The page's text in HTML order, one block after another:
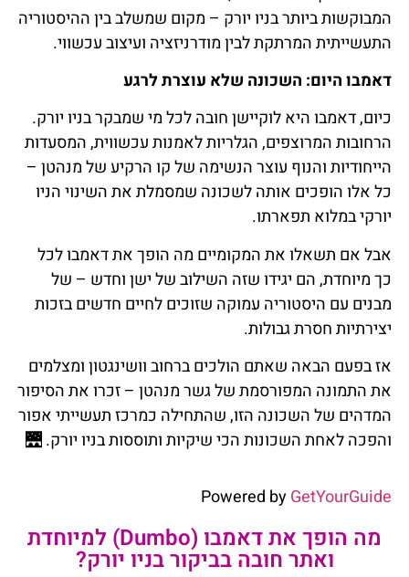
המבוקשות ביותר בניו יורק – מקום שמשלב בין ההיסטוריה
התעשייתית המרתקת לבין מודרניזציה ועיצוב עכשווי.
דאמבו היום: השכונה שלא עוצרת לרגע
כיום, דאמבו היא לוקיישן חובה לכל מי שמבקר בניו יורק.
הרחובות המרוצפים, הגלריות לאמנות עכשווית, המסעדות
הייחודיות והנוף עוצר הנשימה של קו הרקיע של מנהטן –
כל אלו הופכים אותה לשכונה שמסמלת את השינוי הניו
יורקי במלוא תפארתו.
אבל אם תשאלו את המקומיים מה הופך את דאמבו לכל
כך מיוחדת, הם יגידו שזה השילוב של ישן וחדש – של
מבנים עם היסטוריה עמוקה שזוכים לחיים חדשים בזכות
יצירתיות חסרת גבולות.
אז בפעם הבאה שאתם הולכים ברחוב וושינגטון ומצלמים
את התמונה המפורסמת של גשר מנהטן – זכרו את הסיפור
המדהים של השכונה הזו, שהתחילה כמרכז תעשייתי אפור
והפכה לאחת השכונות הכי שיקיות ותוססות בניו יורק. 🌉
Powered byGetYourGuide
מה הופך את דאמבו (Dumbo) למיוחדת
ואתר חובה בביקור בניו יורק?